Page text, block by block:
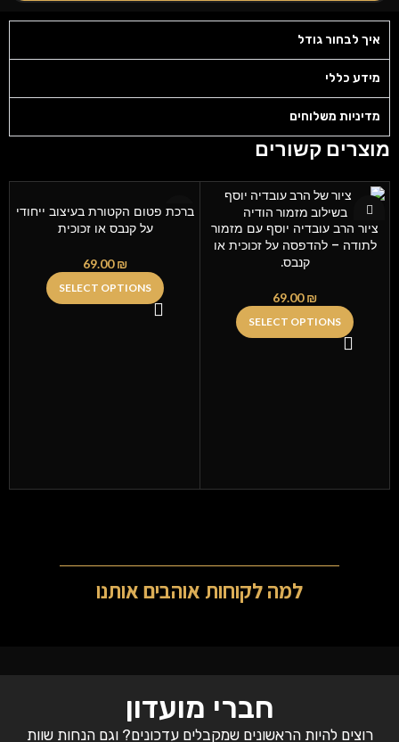
איך לבחור גודל
מידע כללי
מדיניות משלוחים
מוצרים קשורים
ציור הרב עובדיה יוסף עם מזמור
לתודה – להדפסה על זכוכית או
קנבס.
69.00₪
SELECT OPTIONS
ברכת פטום הקטורת בעיצוב ייחודי
על קנבס או זכוכית
69.00₪
SELECT OPTIONS
למה לקוחות אוהבים אותנו
חברי מועדון
רוצים להיות הראשונים שמקבלים עדכונים? וגם הנחות שוות